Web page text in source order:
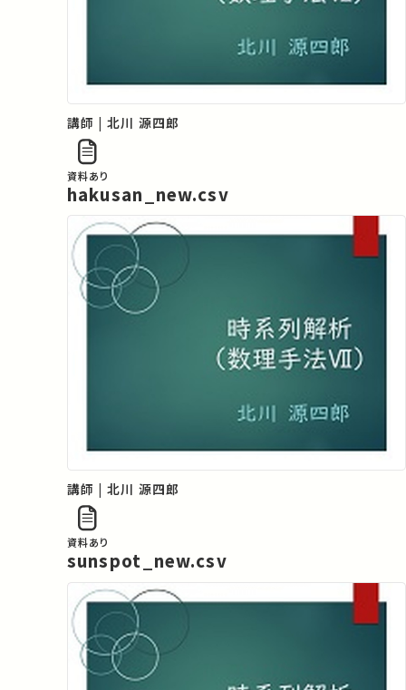
講師 | 北川 源四郎
資料あり
hakusan_new.csv
講師 | 北川 源四郎
資料あり
sunspot_new.csv